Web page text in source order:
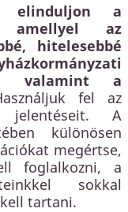
elinduljon a
amellyel az
hitelesebbé
valamint a
fel az
jelentéseit. A
különösen
megértse,
foglalkozni, a
sokkal
tartani.